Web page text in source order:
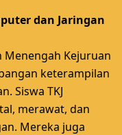
dan Jaringan
Kejuruan
keterampilan
Siswa TKJ
merawat, dan
Mereka juga